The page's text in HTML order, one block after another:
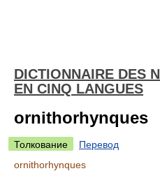
DICTIONNAIRE DES
EN CINQ LANGUES
ornithorhynques
Толкование
Перевод
ornithorhynques